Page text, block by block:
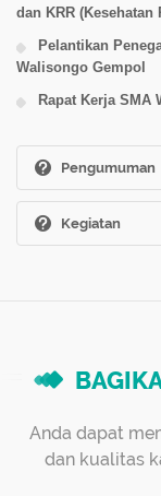
dan KRR
Pelantikan
Walisongo Gempol
Rapat Kerja SMA
Pengumuman
Kegiatan
Anda dapat
dan kualitas